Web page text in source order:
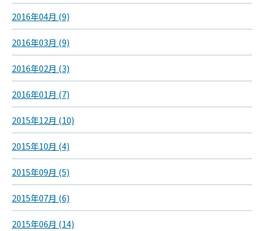
2016年04月 (9)
2016年03月 (9)
2016年02月 (3)
2016年01月 (7)
2015年12月 (10)
2015年10月 (4)
2015年09月 (5)
2015年07月 (6)
2015年06月 (14)